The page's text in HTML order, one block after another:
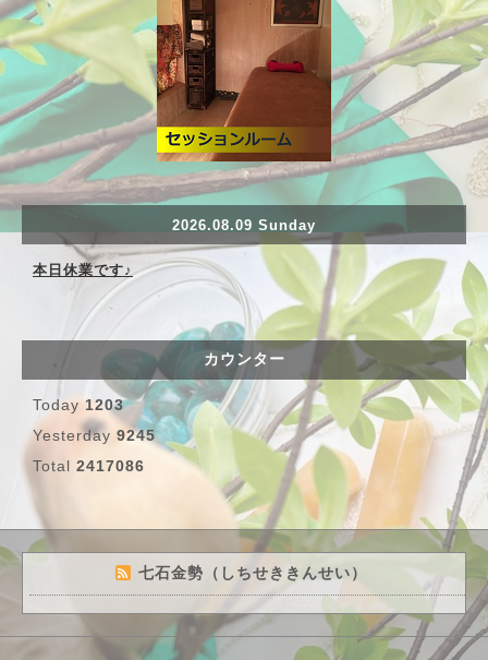
2026.08.09 Sunday
本日休業です♪
カウンター
Today 1203
Yesterday 9245
Total 2417086
七石金勢（しちせききんせい）